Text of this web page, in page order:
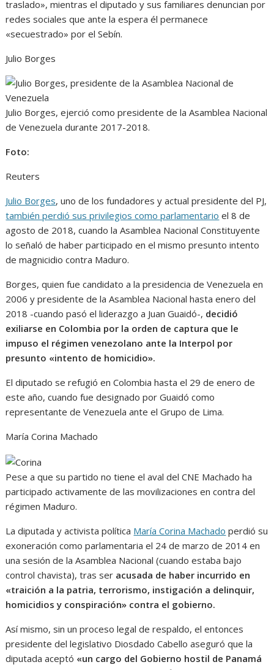
traslado», mientras el diputado y sus familiares denuncian por
redes sociales que ante la espera él permanece
«secuestrado» por el Sebín.
Julio Borges
Julio Borges, ejerció como presidente de la Asamblea Nacional
de Venezuela durante 2017-2018.
Foto:
Reuters
Julio Borges, uno de los fundadores y actual presidente del PJ,
también perdió sus privilegios como parlamentario el 8 de
agosto de 2018, cuando la Asamblea Nacional Constituyente
lo señaló de haber participado en el mismo presunto intento
de magnicidio contra Maduro.
Borges, quien fue candidato a la presidencia de Venezuela en
2006 y presidente de la Asamblea Nacional hasta enero del
2018 -cuando pasó el liderazgo a Juan Guaidó-, decidió
exiliarse en Colombia por la orden de captura que le
impuso el régimen venezolano ante la Interpol por
presunto «intento de homicidio».
El diputado se refugió en Colombia hasta el 29 de enero de
este año, cuando fue designado por Guaidó como
representante de Venezuela ante el Grupo de Lima.
María Corina Machado
Pese a que su partido no tiene el aval del CNE Machado ha
participado activamente de las movilizaciones en contra del
régimen Maduro.
La diputada y activista política María Corina Machado perdió su
exoneración como parlamentaria el 24 de marzo de 2014 en
una sesión de la Asamblea Nacional (cuando estaba bajo
control chavista), tras ser acusada de haber incurrido en
«traición a la patria, terrorismo, instigación a delinquir,
homicidios y conspiración» contra el gobierno.
Así mismo, sin un proceso legal de respaldo, el entonces
presidente del legislativo Diosdado Cabello aseguró que la
diputada aceptó «un cargo del Gobierno hostil de Panamá